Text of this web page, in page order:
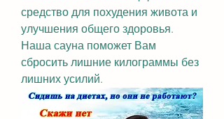
средство для похудения живота и
улучшения общего здоровья.
Наша сауна поможет Вам
сбросить лишние килограммы без
лишних усилий.